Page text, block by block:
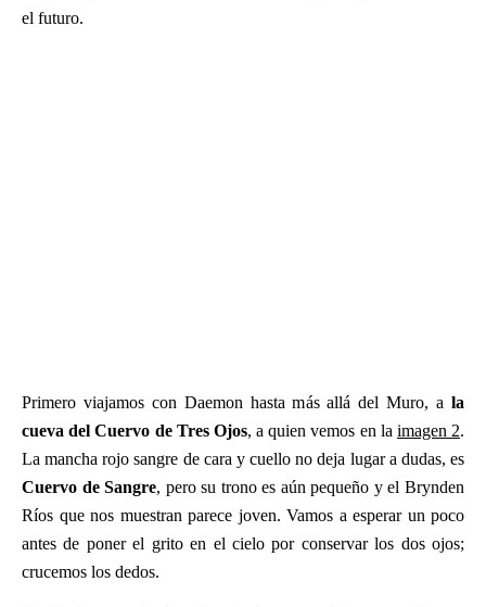
el futuro.
Primero viajamos con Daemon hasta más allá del Muro, a la
cueva del Cuervo de Tres Ojos, a quien vemos en la imagen 2.
La mancha rojo sangre de cara y cuello no deja lugar a dudas, es
Cuervo de Sangre, pero su trono es aún pequeño y el Brynden
Ríos que nos muestran parece joven. Vamos a esperar un poco
antes de poner el grito en el cielo por conservar los dos ojos;
crucemos los dedos.